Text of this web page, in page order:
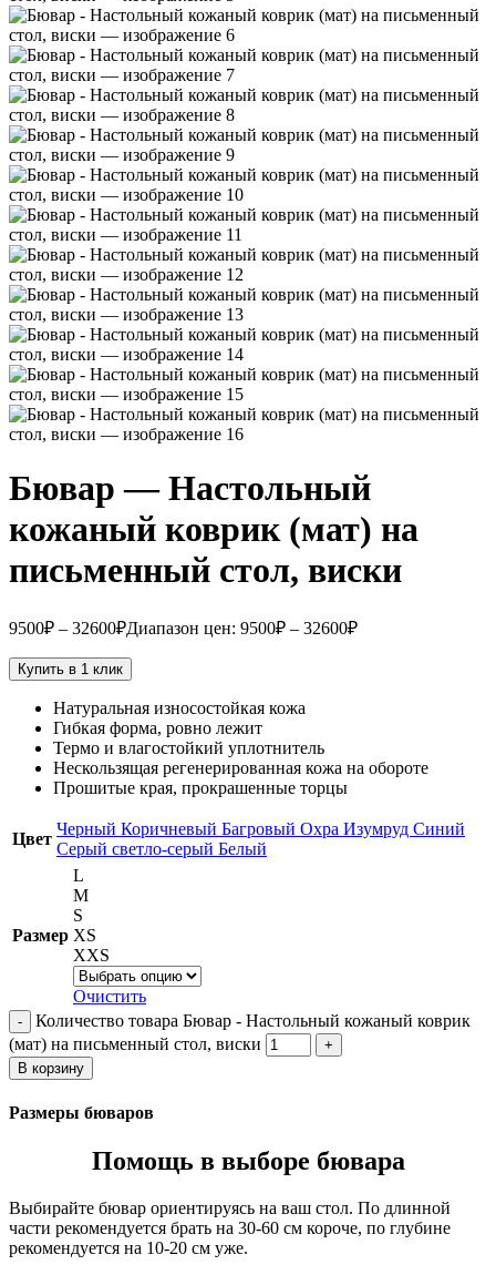
Бювар — Настольный
кожаный коврик (мат) на
письменный стол, виски
9500₽ – 32600₽Диапазон цен: 9500₽ – 32600₽
Купить в 1 клик
Натуральная износостойкая кожа
Гибкая форма, ровно лежит
Термо и влагостойкий уплотнитель
Нескользящая регенерированная кожа на обороте
Прошитые края, прокрашенные торцы
Цвет
Черный Коричневый Багровый Охра Изумруд Синий
Серый светло-серый Белый
Размер
L
M
S
XS
XXS
Очистить
Количество товара Бювар - Настольный кожаный коврик
(мат) на письменный стол, виски
В корзину
Размеры бюваров
Помощь в выборе бювара
Выбирайте бювар ориентируясь на ваш стол. По длинной
части рекомендуется брать на 30-60 см короче, по глубине
рекомендуется на 10-20 см уже.